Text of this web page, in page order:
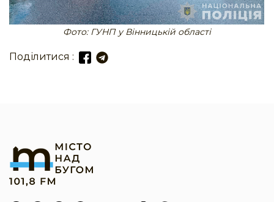
Фото: ГУНП у Вінницькій області
Поділитися :